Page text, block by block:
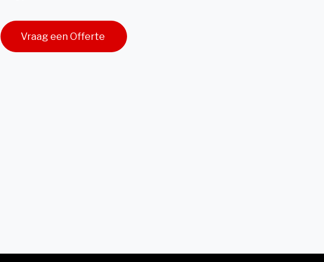
Vraag een Offerte